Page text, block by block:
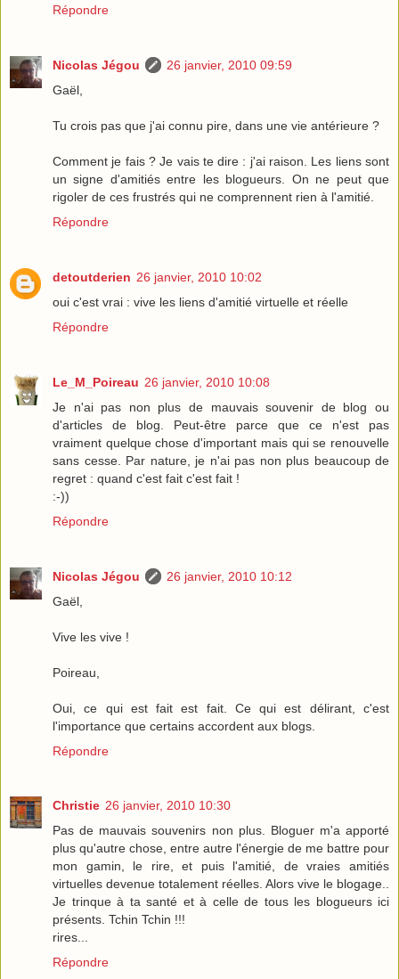
Répondre
Nicolas Jégou
26 janvier, 2010 09:59
Gaël,
Tu crois pas que j'ai connu pire, dans une vie antérieure ?
Comment je fais ? Je vais te dire : j'ai raison. Les liens sont
un signe d'amitiés entre les blogueurs. On ne peut que
rigoler de ces frustrés qui ne comprennent rien à l'amitié.
Répondre
detoutderien 26 janvier, 2010 10:02
oui c'est vrai : vive les liens d'amitié virtuelle et réelle
Répondre
Le_M_Poireau 26 janvier, 2010 10:08
Je n'ai pas non plus de mauvais souvenir de blog ou
d'articles de blog. Peut-être parce que ce n'est pas
vraiment quelque chose d'important mais qui se renouvelle
sans cesse. Par nature, je n'ai pas non plus beaucoup de
regret : quand c'est fait c'est fait !
:-))
Répondre
Nicolas Jégou
26 janvier, 2010 10:12
Gaël,
Vive les vive !
Poireau,
Oui, ce qui est fait est fait. Ce qui est délirant, c'est
l'importance que certains accordent aux blogs.
Répondre
Christie 26 janvier, 2010 10:30
Pas de mauvais souvenirs non plus. Bloguer m'a apporté
plus qu'autre chose, entre autre l'énergie de me battre pour
mon gamin, le rire, et puis l'amitié, de vraies amitiés
virtuelles devenue totalement réelles. Alors vive le blogage..
Je trinque à ta santé et à celle de tous les blogueurs ici
présents. Tchin Tchin !!!
rires...
Répondre